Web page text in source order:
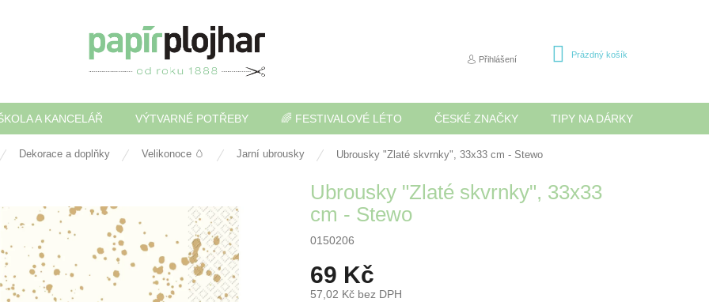
Přihlášení
NÁKUPNÍ
Prázdný košík
A KANCELÁŘ VÝTVARNÉ POTŘEBY 🌈 FESTIVALOVÉ LÉTO ČESKÉ ZNAČKY TIPY NA DÁRKY
Dekorace a doplňky Velikonoce 🥚 Jarní ubrousky Ubrousky "Zlaté skvrnky", 33x33 cm - Stewo
Ubrousky "Zlaté skvrnky", 33x33
cm - Stewo
0150206
69 Kč
57,02 Kč bez DPH